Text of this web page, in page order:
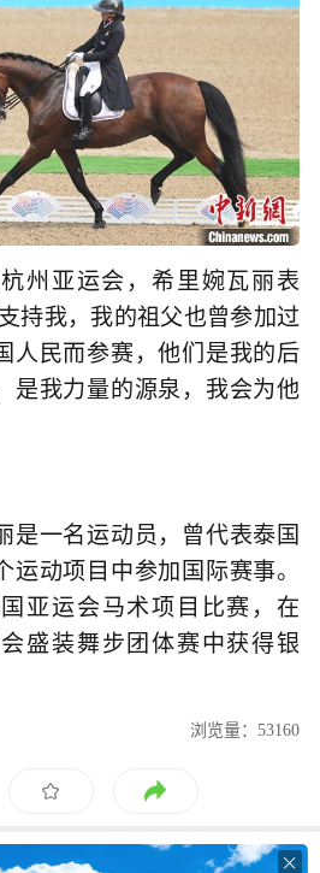
州亚运会，希里婉瓦丽表
持我，我的祖父也曾参加过
人民而参赛，他们是我的后
是我力量的源泉，我会为他
是一名运动员，曾代表泰国
运动项目中参加国际赛事。
亚运会马术项目比赛，在
盛装舞步团体赛中获得银
浏览量：53160
